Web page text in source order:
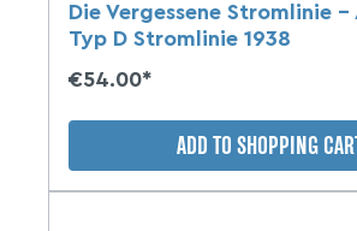
Die Vergessene Stromlinie -
Typ D Stromlinie 1938
€54.00*
ADD TO SHOPPING